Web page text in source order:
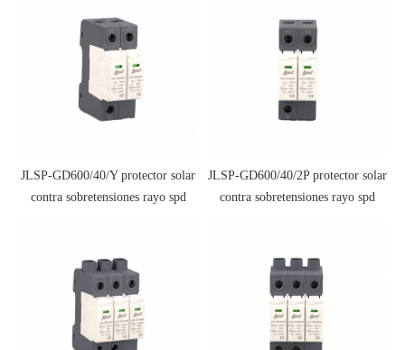
JLSP-GD600/40/Y protector solar
contra sobretensiones rayo spd
JLSP-GD600/40/2P protector solar
contra sobretensiones rayo spd